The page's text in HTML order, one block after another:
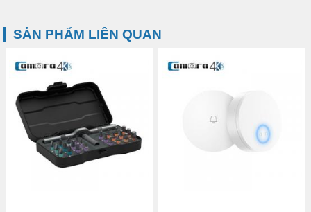
Độ sáng: 670lm
Nhiệt độ màu: 5700K
Chỉ số hoàn màu: Ra90
SẢN PHẨM LIÊN QUAN